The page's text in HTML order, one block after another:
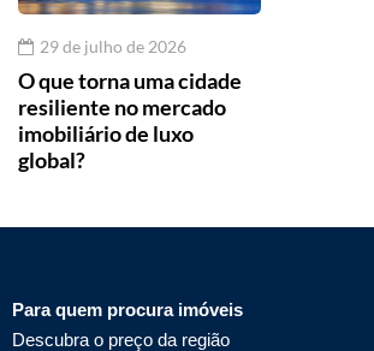
29 de julho de 2026
O que torna uma cidade
resiliente no mercado
imobiliário de luxo
global?
Para quem procura imóveis
Descubra o preço da região